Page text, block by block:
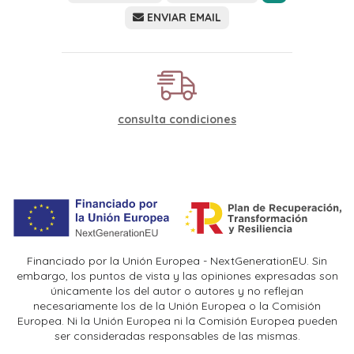
ENVIAR EMAIL
consulta condiciones
Financiado por la Unión Europea - NextGenerationEU. Sin
embargo, los puntos de vista y las opiniones expresadas son
únicamente los del autor o autores y no reflejan
necesariamente los de la Unión Europea o la Comisión
Europea. Ni la Unión Europea ni la Comisión Europea pueden
ser consideradas responsables de las mismas.